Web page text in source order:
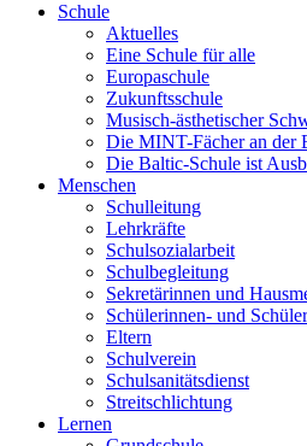
Schule
Aktuelles
Eine Schule für alle
Europaschule
Zukunftsschule
Musisch-ästhetischer
Die MINT-Fächer an der
Die Baltic-Schule ist
Menschen
Schulleitung
Lehrkräfte
Schulsozialarbeit
Schulbegleitung
Sekretärinnen und
Schülerinnen- und
Eltern
Schulverein
Schulsanitätsdienst
Streitschlichtung
Lernen